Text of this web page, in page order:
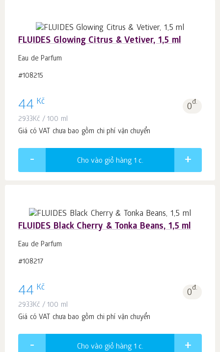
FLUIDES Glowing Citrus & Vetiver, 1,5 ml
Eau de Parfum
#108215
44 Kč 0đ.
2933Kč / 100 ml
Giá có VAT chưa bao gồm chi phí vận chuyển
Cho vào giỏ hàng 1 c.
FLUIDES Black Cherry & Tonka Beans, 1,5 ml
Eau de Parfum
#108217
44 Kč 0đ.
2933Kč / 100 ml
Giá có VAT chưa bao gồm chi phí vận chuyển
Cho vào giỏ hàng 1 c.